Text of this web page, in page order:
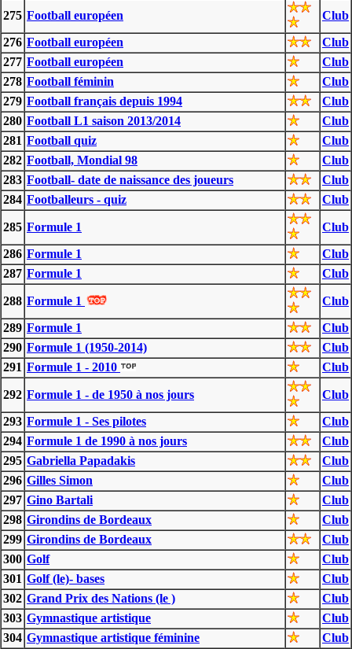
275 Football européen
Club
276 Football européen
Club
277 Football européen
Club
278 Football féminin
Club
279 Football français depuis 1994
Club
280 Football L1 saison 2013/2014
Club
281 Football quiz
Club
282 Football, Mondial 98
Club
283 Football- date de naissance des joueurs
Club
284 Footballeurs - quiz Club
285 Formule 1
Club
286 Formule 1
Club
287 Formule 1 Club
288 Formule 1
Club
289 Formule 1
Club
290 Formule 1 (1950-2014)
Club
291 Formule 1 - 2010 Club
292 Formule 1 - de 1950 à nos jours
Club
293 Formule 1 - Ses pilotes
Club
294 Formule 1 de 1990 à nos jours
Club
295 Gabriella Papadakis
Club
296 Gilles Simon
Club
297 Gino Bartali
Club
298 Girondins de Bordeaux
Club
299 Girondins de Bordeaux
Club
300 Golf
Club
301 Golf (le)- bases
Club
302 Grand Prix des Nations (le )
Club
303 Gymnastique artistique
Club
304 Gymnastique artistique féminine Club